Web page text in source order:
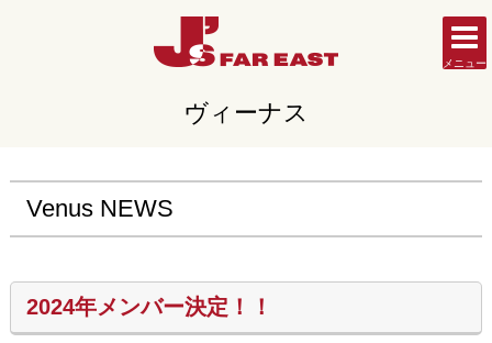
メニュー
ヴィーナス
Venus NEWS
2024年メンバー決定！！